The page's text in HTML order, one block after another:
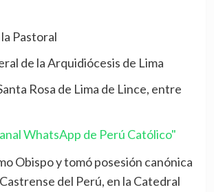
Pastoral
de la Arquidiócesis de Lima
Rosa de Lima de Lince, entre
WhatsApp de Perú Católico"
Obispo y tomó posesión canónica
del Perú, en la Catedral